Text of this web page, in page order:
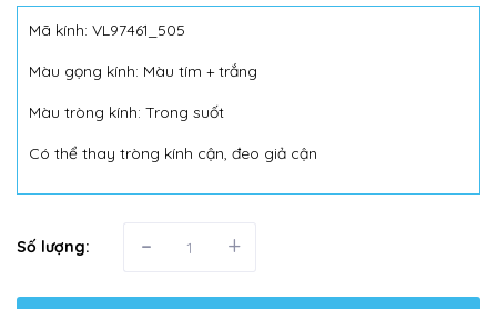
Mã kính: VL97461_505
Màu gọng kính: Màu tím + trắng
Màu tròng kính: Trong suốt
Có thể thay tròng kính cận, đeo giả cận
Số lượng: - +